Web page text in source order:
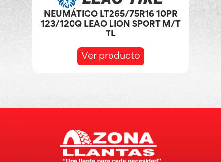
NEUMÁTICO LT265/75R16 10PR
123/120Q LEAO LION SPORT M/T
TL
Ver producto